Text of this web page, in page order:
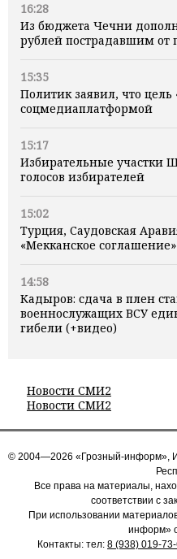
16:28
Из бюджета Чечни
рублей пострадавшим от
15:35
Политик заявил, что цель
соцмедиаплатформой
15:17
Избирательные участки
голосов избирателей
15:02
Турция, Саудовская
«Мекканское
14:58
Кадыров: сдача в плен
военнослужащих ВСУ
гибели (+видео)
Новости СМИ2
Новости СМИ2
© 2004—2026 «Грозный-информ»,
Все права на материалы,
соответствии с
При использовании
информ»
Контакты: тел: 8 (938) 019-